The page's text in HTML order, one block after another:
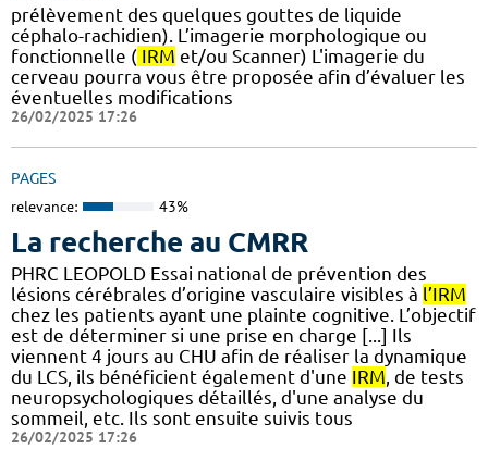
prélèvement des quelques gouttes de liquide
céphalo-rachidien). L’imagerie morphologique ou
fonctionnelle ( IRM et/ou Scanner) L'imagerie du
cerveau pourra vous être proposée afin d’évaluer les
éventuelles modifications
26/02/2025 17:26
PAGES
relevance: 43%
La recherche au CMRR
PHRC LEOPOLD Essai national de prévention des
lésions cérébrales d’origine vasculaire visibles à l’IRM
chez les patients ayant une plainte cognitive. L’objectif
est de déterminer si une prise en charge [...] Ils
viennent 4 jours au CHU afin de réaliser la dynamique
du LCS, ils bénéficient également d'une IRM, de tests
neuropsychologiques détaillés, d'une analyse du
sommeil, etc. Ils sont ensuite suivis tous
26/02/2025 17:26